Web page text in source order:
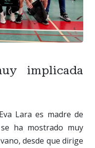
implicada
Lara es madre de
ha mostrado muy
desde que dirige